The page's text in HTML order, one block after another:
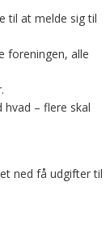
til at melde sig til
foreningen, alle
hvad – flere skal
ned få udgifter til